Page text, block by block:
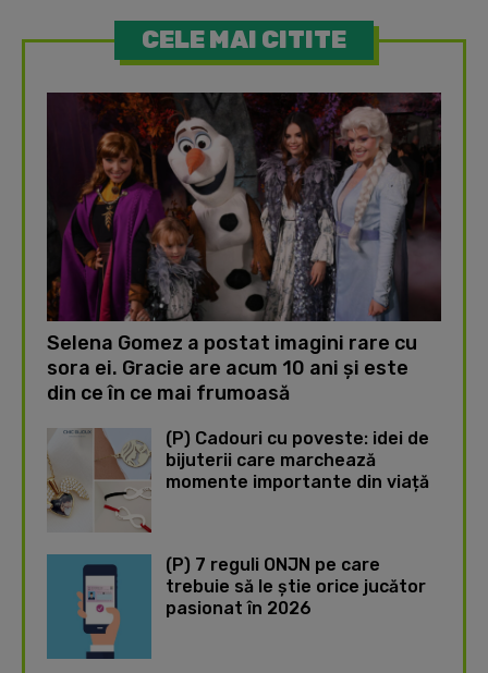
CELE MAI CITITE
Selena Gomez a postat imagini rare cu
sora ei. Gracie are acum 10 ani și este
din ce în ce mai frumoasă
(P) Cadouri cu poveste: idei de
bijuterii care marchează
momente importante din viață
(P) 7 reguli ONJN pe care
trebuie să le știe orice jucător
pasionat în 2026